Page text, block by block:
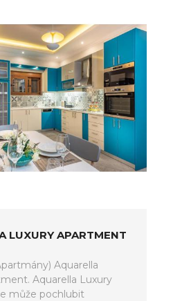
LUXURY APARTMENT
Aquarella
Aquarella Luxury
může pochlubit